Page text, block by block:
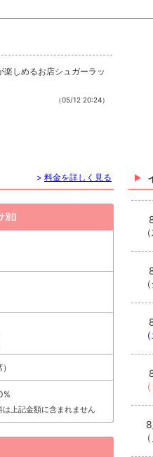
しめるお店シュガーラッ
（05/12 20:24）
> 料金を詳しく見る
別]
上記金額に含まれません